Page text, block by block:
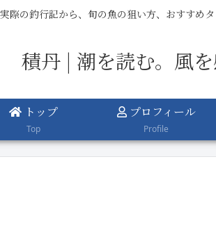
際の釣行記から、旬の魚の狙い方、おすすめ
積丹 | 潮を読む。風を
トップ
Top
プロフィール
Profile